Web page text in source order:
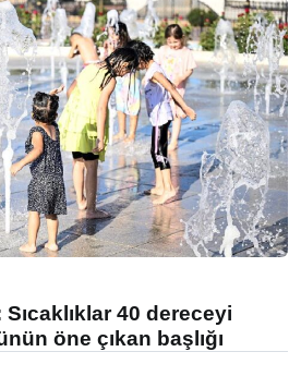
40 dereceyi
öne çıkan başlığı